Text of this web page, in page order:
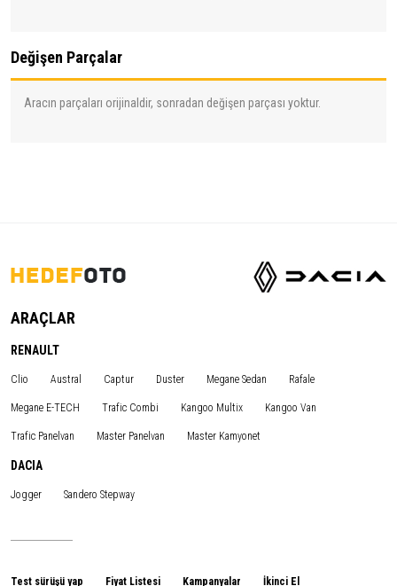
Değişen Parçalar
Aracın parçaları orijinaldir, sonradan değişen parçası yoktur.
ARAÇLAR
RENAULT
Clio Austral Captur Duster Megane Sedan Rafale
Megane E-TECH Trafic Combi Kangoo Multix Kangoo Van
Trafic Panelvan Master Panelvan Master Kamyonet
DACIA
Jogger Sandero Stepway
Test sürüşü yap Fiyat Listesi Kampanyalar İkinci El